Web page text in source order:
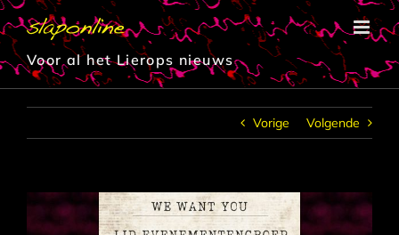
Ga
naar
inhoud
Voor al het Lierops nieuws
Vorige Volgende